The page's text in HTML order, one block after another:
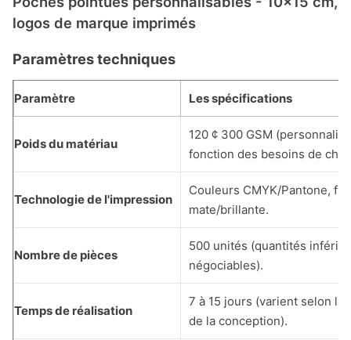
logos de marque imprimés
Paramètres techniques
Paramètre Les spécifications
Poids du matériau
120 ¢ 300 GSM
fonction des besoins de
Technologie de l'impression
Couleurs CMYK/Pantone,
mate/brillante.
Nombre de pièces
500 unités (quantités
négociables).
Temps de réalisation
7 à 15 jours (varient selon la
de la conception).